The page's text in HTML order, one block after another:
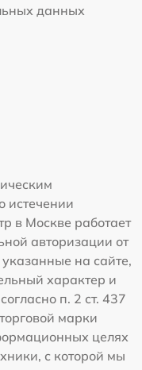
данных
истечении
в Москве работает
авторизации от
на сайте,
характер и
п. 2 ст. 437
марки
целях
с которой мы